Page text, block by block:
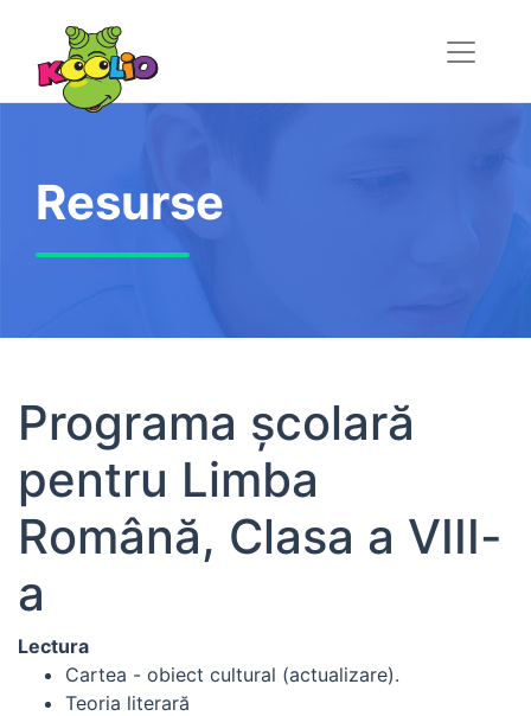
Resurse
Programa școlară
pentru Limba
Română, Clasa a VIII-
a
Lectura
Cartea - obiect cultural (actualizare).
Teoria literară